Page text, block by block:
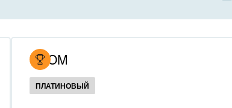
UCOM
ПЛАТИНОВЫЙ